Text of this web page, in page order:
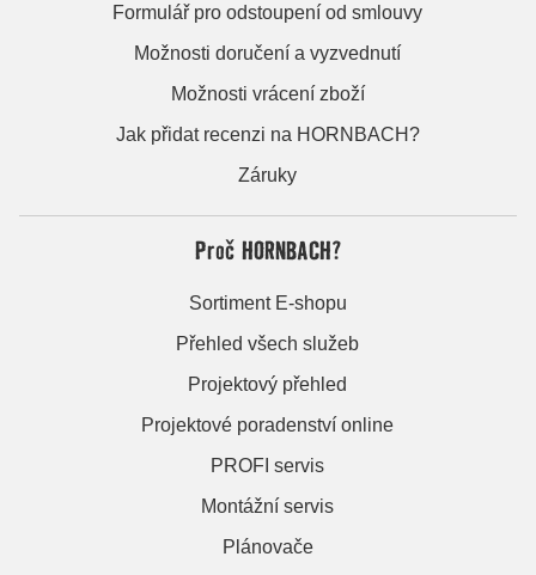
Formulář pro odstoupení od smlouvy
Možnosti doručení a vyzvednutí
Možnosti vrácení zboží
Jak přidat recenzi na HORNBACH?
Záruky
Proč HORNBACH?
Sortiment E-shopu
Přehled všech služeb
Projektový přehled
Projektové poradenství online
PROFI servis
Montážní servis
Plánovače